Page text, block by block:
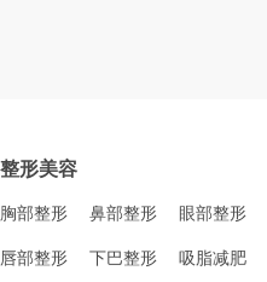
整形美容
胸部整形 鼻部整形 眼部整形
唇部整形 下巴整形 吸脂减肥